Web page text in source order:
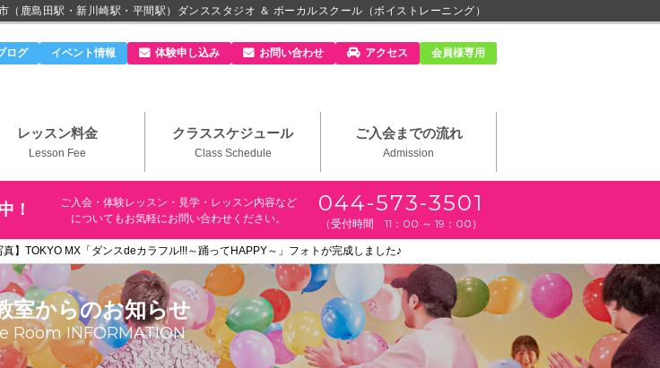
鹿島田駅・新川崎駅・平間駅）ダンススタジオ ＆ ボーカルスクール（ボイストレーニング）
ーカルスクール「T's Dance Room」
ログ イベント情報 体験申し込み お問い合わせ アクセス 会員様専用
レッスン料金
Lesson Fee
クラススケジュール
Class Schedule
ご入会までの流れ
Admission
！
ご入会・体験レッスン・見学・レッスン内容など
についてもお気軽にお問い合わせください。
044-573-3501
（受付時間 11：00 ～ 19：00）
真】TOKYO MX「ダンスdeカラフル!!!～踊ってHAPPY～」フォトが完成しました♪
室からのお知らせ
Room INFORMATION